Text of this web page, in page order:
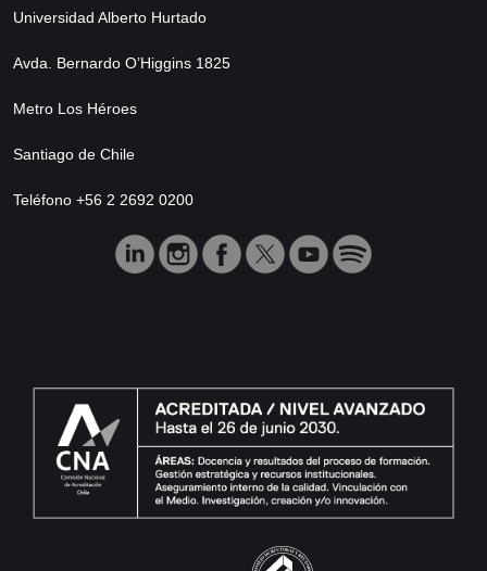
Universidad Alberto Hurtado
Avda. Bernardo O’Higgins 1825
Metro Los Héroes
Santiago de Chile
Teléfono +56 2 2692 0200